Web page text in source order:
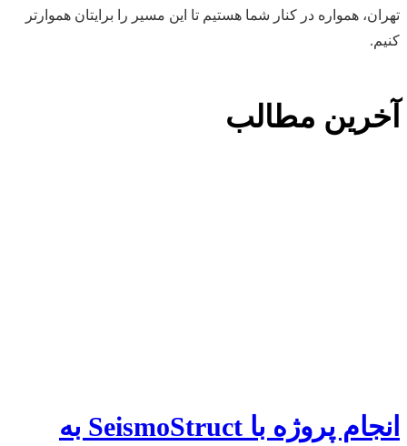
تهران، همواره در کنار شما هستیم تا این مسیر را برایتان هموارتر
کنیم.
آخرین مطالب
انجام پروژه با SeismoStruct به